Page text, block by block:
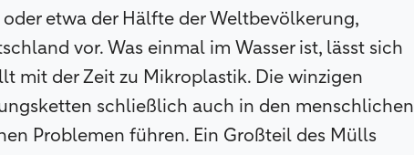
etwa der Hälfte der Weltbevölkerung,
vor. Was einmal im Wasser ist, lässt sich
mit der Zeit zu Mikroplastik. Die winzigen
schließlich auch in den menschlichen
Problemen führen. Ein Großteil des Mülls